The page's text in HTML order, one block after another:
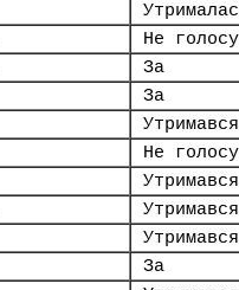
Не
За
За
Утримався
Не
Утримався
Утримався
Утримався
За